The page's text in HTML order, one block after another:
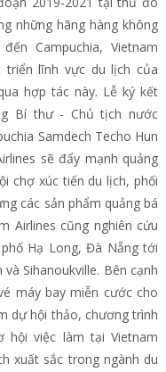
những hãng hàng không
Campuchia, Vietnam
triển lĩnh vực du lịch của
hợp tác này. Lễ ký kết
Bí thư - Chủ tịch nước
Samdech Techo Hun
sẽ đẩy mạnh quảng
chợ xúc tiến du lịch, phối
các sản phẩm quảng bá
Airlines cũng nghiên cứu
Hạ Long, Đà Nẵng tới
Sihanoukville. Bên cạnh
máy bay miễn cước cho
dự hội thảo, chương trình
việc làm tại Vietnam
xuất sắc trong ngành du